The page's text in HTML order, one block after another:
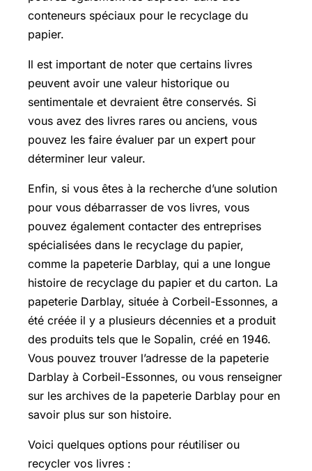
conteneurs spéciaux pour le recyclage du
papier.
Il est important de noter que certains livres
peuvent avoir une valeur historique ou
sentimentale et devraient être conservés. Si
vous avez des livres rares ou anciens, vous
pouvez les faire évaluer par un expert pour
déterminer leur valeur.
Enfin, si vous êtes à la recherche d’une solution
pour vous débarrasser de vos livres, vous
pouvez également contacter des entreprises
spécialisées dans le recyclage du papier,
comme la papeterie Darblay, qui a une longue
histoire de recyclage du papier et du carton. La
papeterie Darblay, située à Corbeil-Essonnes, a
été créée il y a plusieurs décennies et a produit
des produits tels que le Sopalin, créé en 1946.
Vous pouvez trouver l’adresse de la papeterie
Darblay à Corbeil-Essonnes, ou vous renseigner
sur les archives de la papeterie Darblay pour en
savoir plus sur son histoire.
Voici quelques options pour réutiliser ou
recycler vos livres :